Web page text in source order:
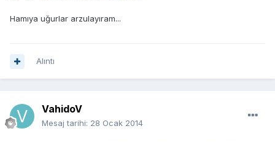
Hamıya uğurlar arzulayıram...
Alıntı
VahidoV
Mesaj tarihi: 28 Ocak 2014